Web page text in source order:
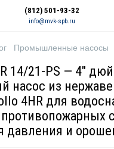
(812) 501-93-32
info@mvk-spb.ru
Промышленные насосы
14/21-PS — 4"
насос из
4HR для
давления и